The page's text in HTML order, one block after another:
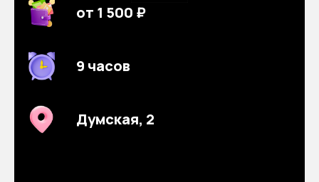
от 1 500 ₽
9 часов
Думская, 2